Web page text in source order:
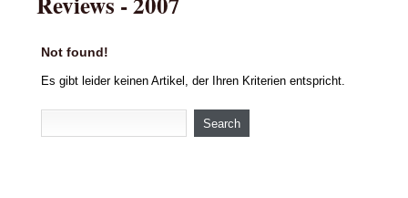
Not found!
Es gibt leider keinen Artikel, der Ihren Kriterien entspricht.